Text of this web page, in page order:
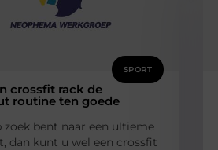
SPORT
crossfit rack de
routine ten goede
zoek bent naar een ultieme
dan kunt u wel een crossfit